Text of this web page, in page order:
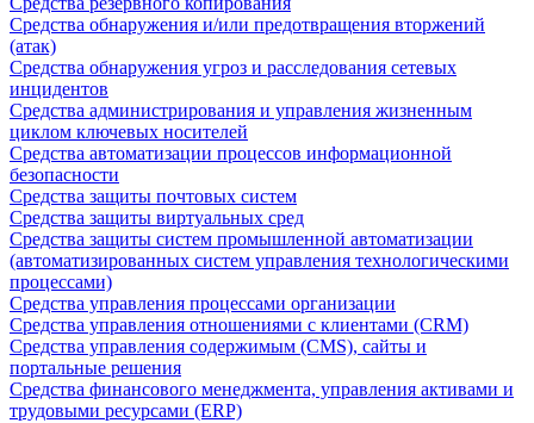
Средства обнаружения и/или предотвращения вторжений
(атак)
Средства обнаружения угроз и расследования сетевых
инцидентов
Средства администрирования и управления жизненным
циклом ключевых носителей
Средства автоматизации процессов информационной
безопасности
Средства защиты почтовых систем
Средства защиты виртуальных сред
Средства защиты систем промышленной автоматизации
(автоматизированных систем управления технологическими
процессами)
Средства управления процессами организации
Средства управления отношениями с клиентами (CRM)
Средства управления содержимым (CMS), сайты и
портальные решения
Средства финансового менеджмента, управления активами и
трудовыми ресурсами (ERP)